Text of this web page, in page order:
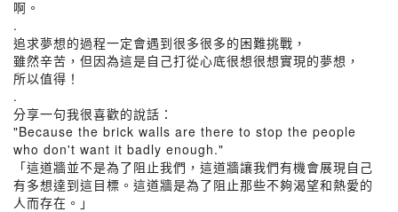
啊。
.
追求夢想的過程一定會遇到很多很多的困難挑戰，
雖然辛苦，但因為這是自己打從心底很想很想實現的夢想，
所以值得！
.
分享一句我很喜歡的說話：
"Because the brick walls are there to stop the people
who don't want it badly enough."
「這道牆並不是為了阻止我們，這道牆讓我們有機會展現自己
有多想達到這目標。這道牆是為了阻止那些不夠渴望和熱愛的
人而存在。」